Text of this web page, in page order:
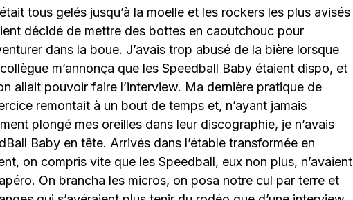
tous gelés jusqu’à la moelle et les rockers les plus avisés
décidé de mettre des bottes en caoutchouc pour
dans la boue. J’avais trop abusé de la bière lorsque
m’annonça que les Speedball Baby étaient dispo, et
allait pouvoir faire l’interview. Ma dernière pratique de
remontait à un bout de temps et, n’ayant jamais
plongé mes oreilles dans leur discographie, je n’avais
Baby en tête. Arrivés dans l’étable transformée en
on compris vite que les Speedball, eux non plus, n’avaient
On brancha les micros, on posa notre cul par terre et